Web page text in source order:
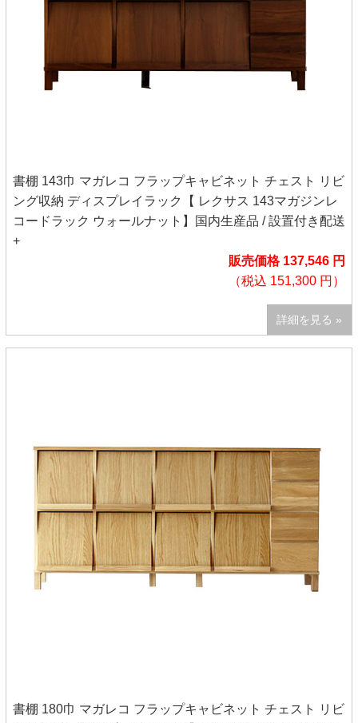
書棚 143巾 マガレコ フラップキャビネット チェスト リビ
ング収納 ディスプレイラック【 レクサス 143マガジンレ
コードラック ウォールナット】国内生産品 / 設置付き配送
+
販売価格 137,546 円
（税込 151,300 円）
詳細を見る »
書棚 180巾 マガレコ フラップキャビネット チェスト リビ